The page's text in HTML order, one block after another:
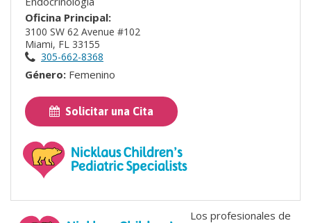
Oficina Principal:
3100 SW 62 Avenue #102
Miami, FL 33155
305-662-8368
Género: Femenino
Solicitar una Cita
Los profesionales de